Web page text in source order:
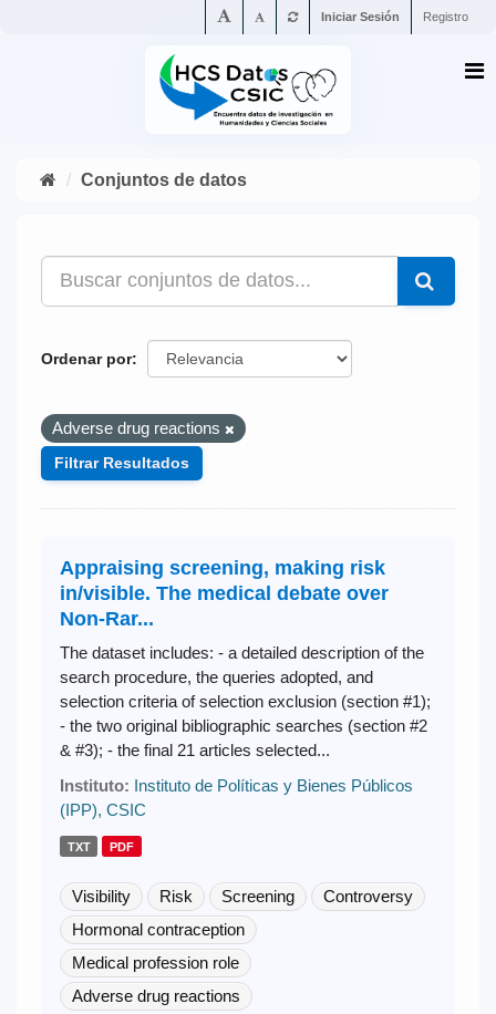
Iniciar Sesión Registro
Conjuntos de datos
Ordenar por
Adverse drug reactions
Filtrar Resultados
Appraising screening, making risk
in/visible. The medical debate over
Non-Rar...
The dataset includes: - a detailed description of the
search procedure, the queries adopted, and
selection criteria of selection exclusion (section #1);
- the two original bibliographic searches (section #2
& #3); - the final 21 articles selected...
Instituto: Instituto de Políticas y Bienes Públicos
(IPP), CSIC
TXT PDF
Visibility Risk Screening
Controversy
Hormonal contraception
Medical profession role
Adverse drug reactions